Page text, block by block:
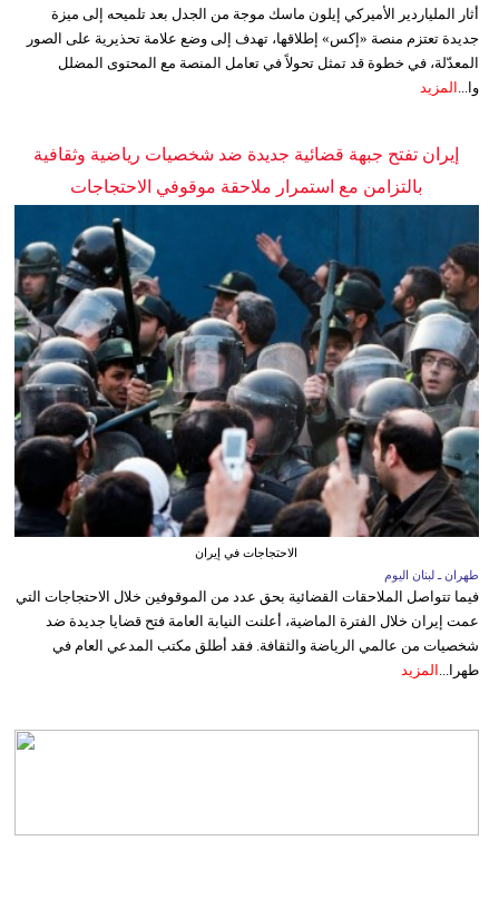
أثار الملياردير الأميركي إيلون ماسك موجة من الجدل بعد تلميحه إلى ميزة
جديدة تعتزم منصة «إكس» إطلاقها، تهدف إلى وضع علامة تحذيرية على الصور
المعدّلة، في خطوة قد تمثل تحولاً في تعامل المنصة مع المحتوى المضلل
وا...
المزيد
إيران تفتح جبهة قضائية جديدة ضد شخصيات رياضية وثقافية
بالتزامن مع استمرار ملاحقة موقوفي الاحتجاجات
الاحتجاجات في إيران
طهران ـ لبنان اليوم
فيما تتواصل الملاحقات القضائية بحق عدد من الموقوفين خلال الاحتجاجات التي
عمت إيران خلال الفترة الماضية، أعلنت النيابة العامة فتح قضايا جديدة ضد
شخصيات من عالمي الرياضة والثقافة. فقد أطلق مكتب المدعي العام في
طهرا... المزيد